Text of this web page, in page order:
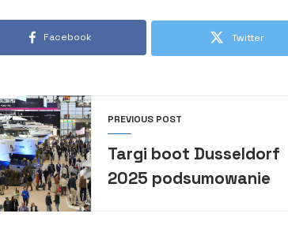
Facebook Twitter
PREVIOUS POST
Targi boot Dusseldorf
2025 podsumowanie